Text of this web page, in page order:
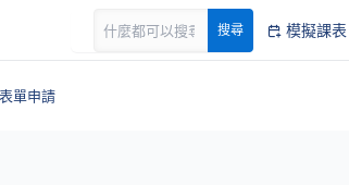
搜尋 模擬課表
表單申請